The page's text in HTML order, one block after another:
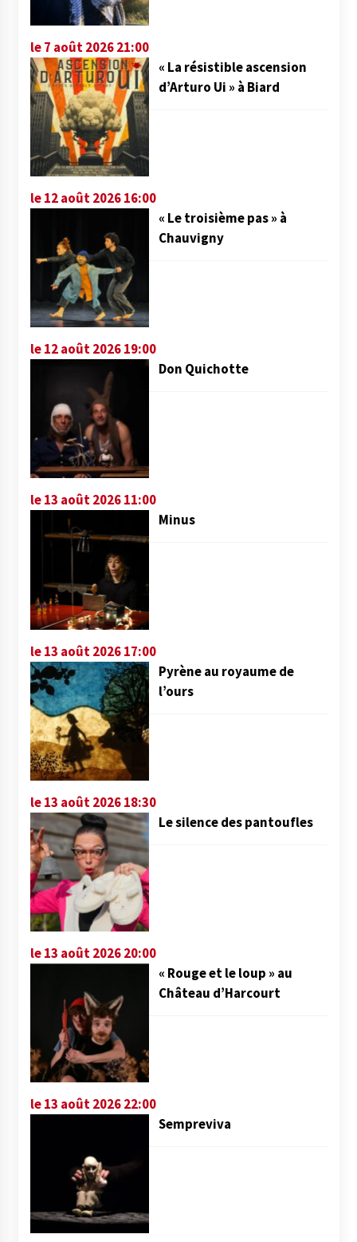
le 7 août 2026 21:00
« La résistible ascension
d’Arturo Ui » à Biard
le 12 août 2026 16:00
« Le troisième pas » à
Chauvigny
le 12 août 2026 19:00
Don Quichotte
le 13 août 2026 11:00
Minus
le 13 août 2026 17:00
Pyrène au royaume de
l’ours
le 13 août 2026 18:30
Le silence des pantoufles
le 13 août 2026 20:00
« Rouge et le loup » au
Château d’Harcourt
le 13 août 2026 22:00
Sempreviva